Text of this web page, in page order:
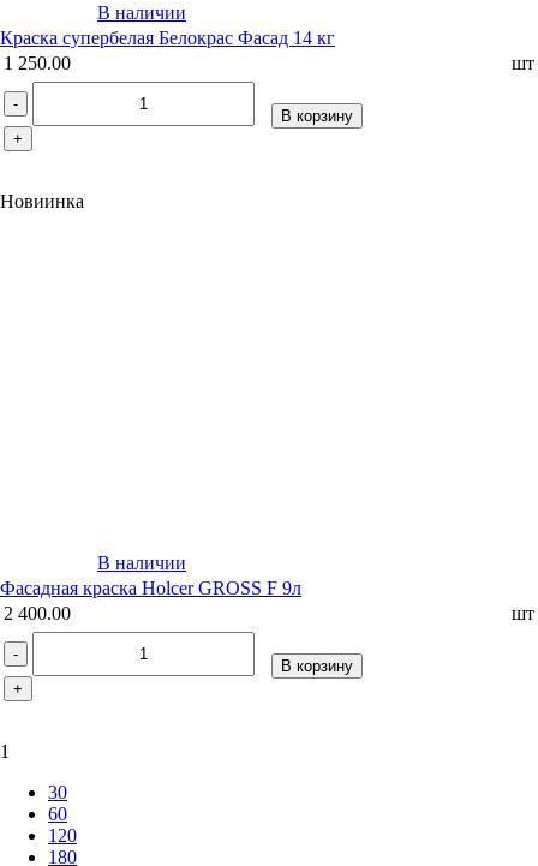
В наличии
Краска супербелая Белокрас Фасад 14 кг
1 250.00
шт
-
+
В корзину
Новиинка
В наличии
Фасадная краска Holcer GROSS F 9л
2 400.00
шт
-
+
В корзину
1
30
60
120
180